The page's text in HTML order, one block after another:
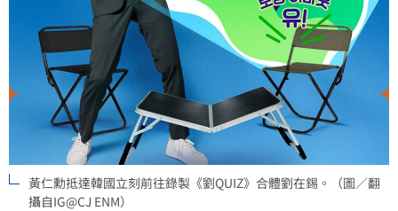
黃仁勳抵達韓國立刻前往錄製《劉QUIZ》合體劉在錫。（圖／翻
攝自IG@CJ ENM）